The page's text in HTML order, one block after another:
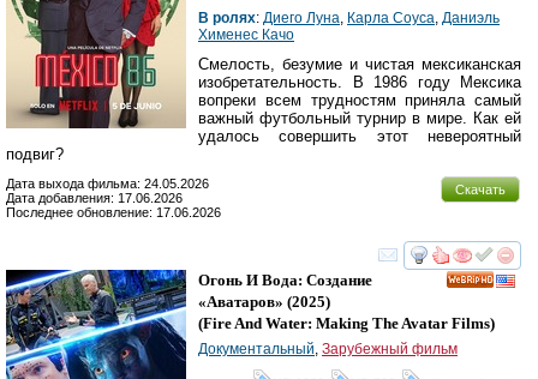
В ролях: Диего Луна Карла Соуса Даниэль
Хименес Качо
Смелость, безумие и чистая мексиканская
изобретательность. В 1986 году Мексика
вопреки всем трудностям приняла самый
важный футбольный турнир в мире. Как ей
удалось совершить этот невероятный
подвиг?
Скачать
Дата выхода фильма: 24.05.2026
Дата добавления: 17.06.2026
Последнее обновление: 17.06.2026
смотреть
Огонь И Вода: Создание
«Аватаров» (2025)
(Fire And Water: Making The Avatar Films)
Документальный Зарубежный фильм